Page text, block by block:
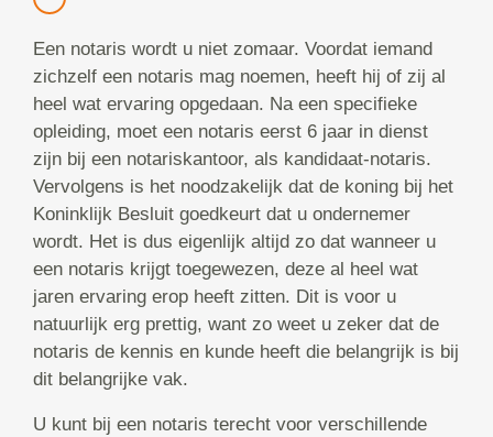
Een notaris wordt u niet zomaar. Voordat iemand
zichzelf een notaris mag noemen, heeft hij of zij al
heel wat ervaring opgedaan. Na een specifieke
opleiding, moet een notaris eerst 6 jaar in dienst
zijn bij een notariskantoor, als kandidaat-notaris.
Vervolgens is het noodzakelijk dat de koning bij het
Koninklijk Besluit goedkeurt dat u ondernemer
wordt. Het is dus eigenlijk altijd zo dat wanneer u
een notaris krijgt toegewezen, deze al heel wat
jaren ervaring erop heeft zitten. Dit is voor u
natuurlijk erg prettig, want zo weet u zeker dat de
notaris de kennis en kunde heeft die belangrijk is bij
dit belangrijke vak.
U kunt bij een notaris terecht voor verschillende